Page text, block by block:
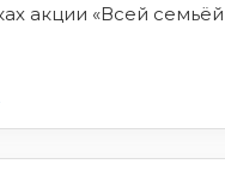
акции «Всей семьёй